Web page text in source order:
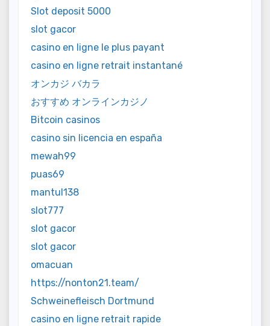
Slot deposit 5000
slot gacor
casino en ligne le plus payant
casino en ligne retrait instantané
オンカジ バカラ
おすすめ オンラインカジノ
Bitcoin casinos
casino sin licencia en españa
mewah99
puas69
mantul138
slot777
slot gacor
slot gacor
omacuan
https://nonton21.team/
Schweinefleisch Dortmund
casino en ligne retrait rapide